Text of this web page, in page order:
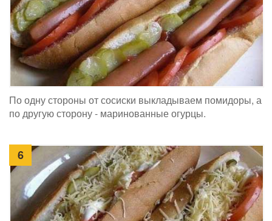
По одну стороны от сосиски выкладываем помидоры, а
по другую сторону - маринованные огурцы.
6